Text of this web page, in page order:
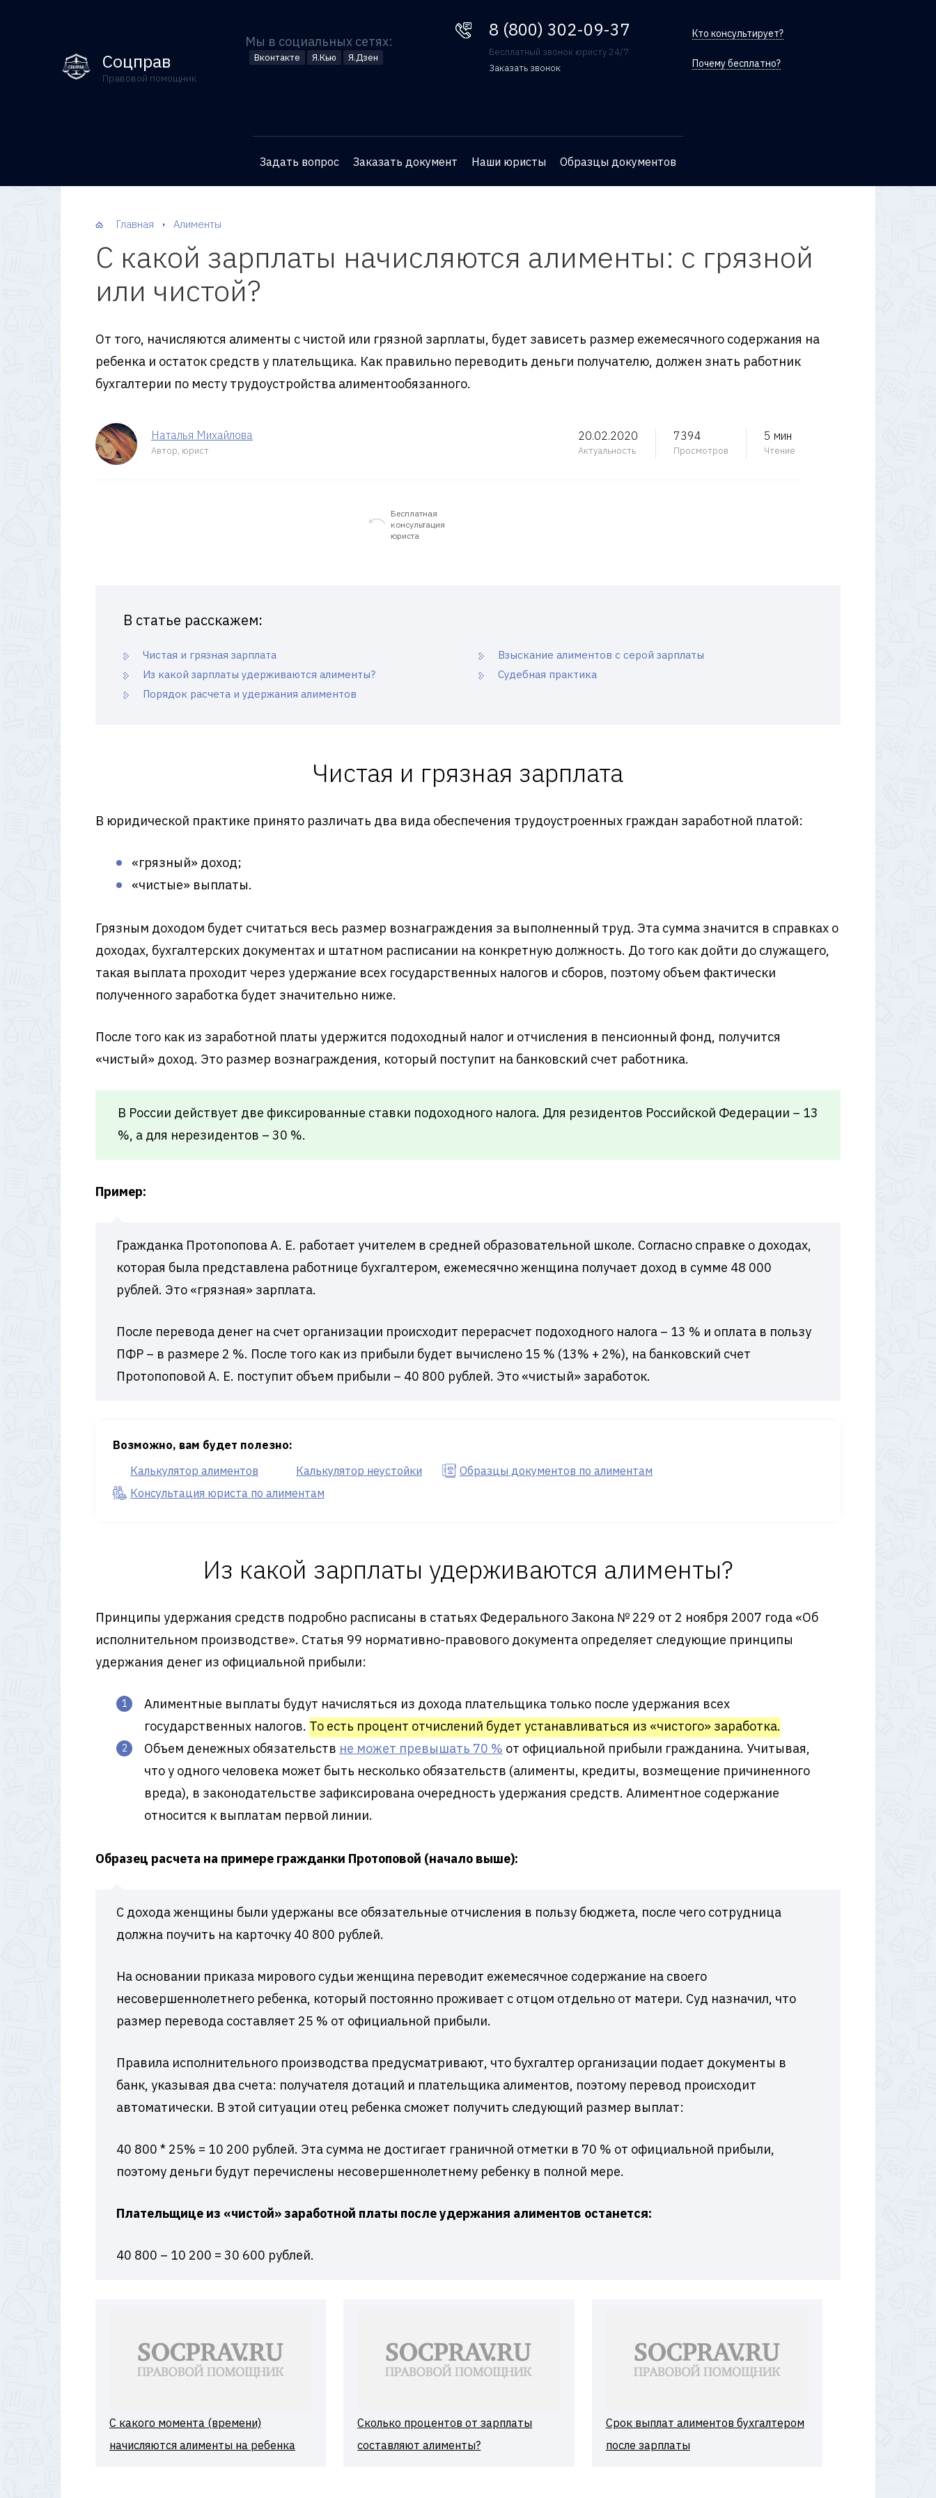
Соцправ
Правовой помощник
Мы в социальных сетях:
Вконтакте Я.Кью Я.Дзен
8 (800) 302-09-37
Бесплатный звонок юристу 24/7
Заказать звонок
и юрист перезвонит вам
консультации
Кто консультирует?
Почему бесплатно?
Задать вопрос Заказать документ Наши юристы Образцы документов
Главная Алименты
С какой зарплаты начисляются алименты: с грязной
или чистой?
От того, начисляются алименты с чистой или грязной зарплаты, будет зависеть размер ежемесячного содержания на
ребенка и остаток средств у плательщика. Как правильно переводить деньги получателю, должен знать работник
бухгалтерии по месту трудоустройства алиментообязанного.
Наталья Михайлова
Автор, юрист
20.02.2020
Актуальность
7394
Просмотров
5 мин
Чтение
Бесплатная
консультация
юриста
В статье расскажем:
Чистая и грязная зарплата
Из какой зарплаты удерживаются алименты?
Порядок расчета и удержания алиментов
Взыскание алиментов с серой зарплаты
Судебная практика
Чистая и грязная зарплата
В юридической практике принято различать два вида обеспечения трудоустроенных граждан заработной платой:
«грязный» доход;
«чистые» выплаты.
Грязным доходом будет считаться весь размер вознаграждения за выполненный труд. Эта сумма значится в справках о
доходах, бухгалтерских документах и штатном расписании на конкретную должность. До того как дойти до служащего,
такая выплата проходит через удержание всех государственных налогов и сборов, поэтому объем фактически
полученного заработка будет значительно ниже.
После того как из заработной платы удержится подоходный налог и отчисления в пенсионный фонд, получится
«чистый» доход. Это размер вознаграждения, который поступит на банковский счет работника.
В России действует две фиксированные ставки подоходного налога. Для резидентов Российской Федерации – 13
%, а для нерезидентов – 30 %.
Пример:
Гражданка Протопопова А. Е. работает учителем в средней образовательной школе. Согласно справке о доходах,
которая была представлена работнице бухгалтером, ежемесячно женщина получает доход в сумме 48 000
рублей. Это «грязная» зарплата.
После перевода денег на счет организации происходит перерасчет подоходного налога – 13 % и оплата в пользу
ПФР – в размере 2 %. После того как из прибыли будет вычислено 15 % (13% + 2%), на банковский счет
Протопоповой А. Е. поступит объем прибыли – 40 800 рублей. Это «чистый» заработок.
Возможно, вам будет полезно:
Калькулятор алиментов
Калькулятор неустойки
Образцы документов по алиментам
Консультация юриста по алиментам
Из какой зарплаты удерживаются алименты?
Принципы удержания средств подробно расписаны в статьях Федерального Закона № 229 от 2 ноября 2007 года «Об
исполнительном производстве». Статья 99 нормативно-правового документа определяет следующие принципы
удержания денег из официальной прибыли:
Алиментные выплаты будут начисляться из дохода плательщика только после удержания всех
государственных налогов. То есть процент отчислений будет устанавливаться из «чистого» заработка.
Объем денежных обязательств не может превышать 70 % от официальной прибыли гражданина. Учитывая,
что у одного человека может быть несколько обязательств (алименты, кредиты, возмещение причиненного
вреда), в законодательстве зафиксирована очередность удержания средств. Алиментное содержание
относится к выплатам первой линии.
Образец расчета на примере гражданки Протоповой (начало выше):
С дохода женщины были удержаны все обязательные отчисления в пользу бюджета, после чего сотрудница
должна поучить на карточку 40 800 рублей.
На основании приказа мирового судьи женщина переводит ежемесячное содержание на своего
несовершеннолетнего ребенка, который постоянно проживает с отцом отдельно от матери. Суд назначил, что
размер перевода составляет 25 % от официальной прибыли.
Правила исполнительного производства предусматривают, что бухгалтер организации подает документы в
банк, указывая два счета: получателя дотаций и плательщика алиментов, поэтому перевод происходит
автоматически. В этой ситуации отец ребенка сможет получить следующий размер выплат:
40 800 * 25% = 10 200 рублей. Эта сумма не достигает граничной отметки в 70 % от официальной прибыли,
поэтому деньги будут перечислены несовершеннолетнему ребенку в полной мере.
Плательщице из «чистой» заработной платы после удержания алиментов останется:
40 800 – 10 200 = 30 600 рублей.
С какого момента (времени)
начисляются алименты на ребенка
Сколько процентов от зарплаты
составляют алименты?
Срок выплат алиментов бухгалтером
после зарплаты